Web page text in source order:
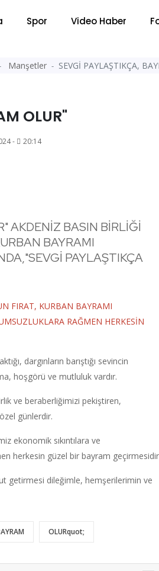
Spor Video Haber
Manşetler SEVGİ PAYLAŞTIKÇA,
OLUR"
- 20:14
AKDENİZ BASIN BİRLİĞİ
BAYRAMI
PAYLAŞTIKÇA
FIRAT, KURBAN BAYRAMI
RAĞMEN HERKESİN
dargınların barıştığı sevincin
hoşgörü ve mutluluk vardır.
ve beraberliğimizi pekiştiren,
günlerdir.
ekonomik sıkıntılara ve
herkesin güzel bir bayram
getirmesi dileğimle, hemşerilerimin ve
OLURquot;